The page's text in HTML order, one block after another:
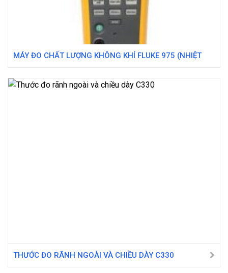
MÁY ĐO CHẤT LƯỢNG KHÔNG KHÍ FLUKE 975 (NHIỆT
THƯỚC ĐO RÃNH NGOÀI VÀ CHIỀU DÀY C330